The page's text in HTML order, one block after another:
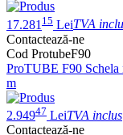
17.281 15 LeiTVA
Contactează-ne
Cod ProtubeF90
ProTUBE F90
m
2.94947 LeiTVA inclus
Contactează-ne